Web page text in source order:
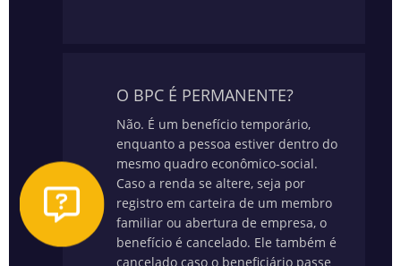
O BPC É PERMANENTE?
Não. É um benefício temporário,
enquanto a pessoa estiver dentro do
mesmo quadro econômico-social.
Caso a renda se altere, seja por
registro em carteira de um membro
familiar ou abertura de empresa, o
benefício é cancelado. Ele também é
cancelado caso o beneficiário passe